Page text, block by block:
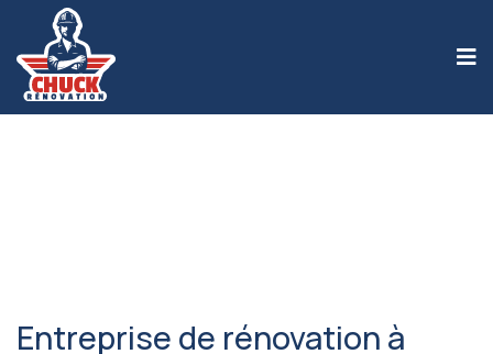
Entreprise de rénovation à